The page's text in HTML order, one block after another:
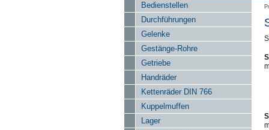
Bedienstellen
Durchführungen
Gelenke
Gestänge-Rohre
Getriebe
Handräder
Kettenräder DIN 766
Kuppelmuffen
Lager